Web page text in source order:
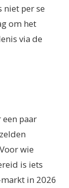
niet per se
om het
via de
paar
wie
is iets
in 2026